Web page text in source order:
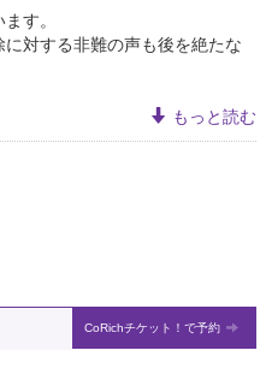
す。
対する非難の声も後を絶たな
もっと読む
CoRichチケット！で予約